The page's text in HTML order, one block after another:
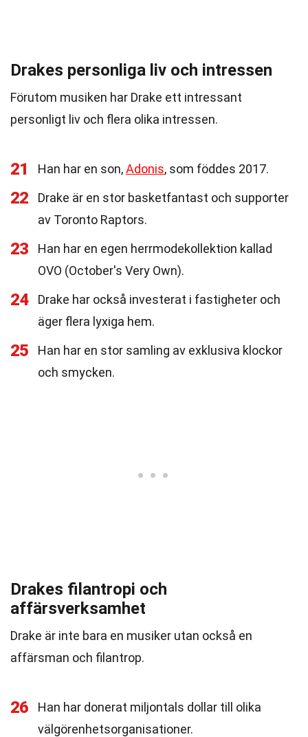
Drakes personliga liv och intressen
Förutom musiken har Drake ett intressant
personligt liv och flera olika intressen.
21 Han har en son,Adonis, som föddes 2017.
22
Drake är en stor basketfantast och supporter
av Toronto Raptors.
23
Han har en egen herrmodekollektion kallad
OVO (October's Very Own).
24
Drake har också investerat i fastigheter och
äger flera lyxiga hem.
25
Han har en stor samling av exklusiva klockor
och smycken.
Drakes filantropi och
affärsverksamhet
Drake är inte bara en musiker utan också en
affärsman och filantrop.
26
Han har donerat miljontals dollar till olika
välgörenhetsorganisationer.